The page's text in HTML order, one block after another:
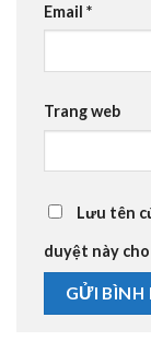
Email *
Trang web
Lưu tên
duyệt này